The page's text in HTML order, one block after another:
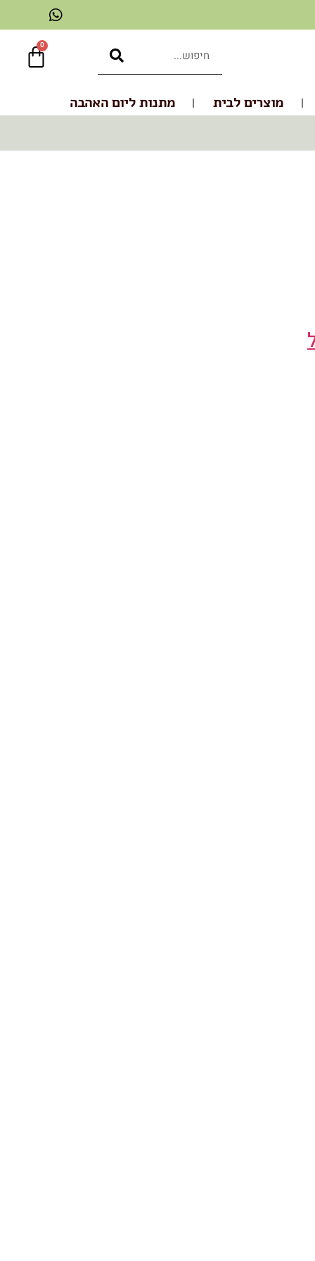
0
מוצרים לבית מתנות ליום האהבה